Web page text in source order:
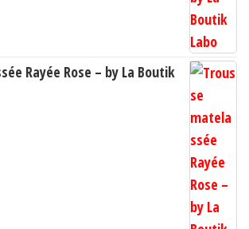
Rayée Rose – by La Boutik